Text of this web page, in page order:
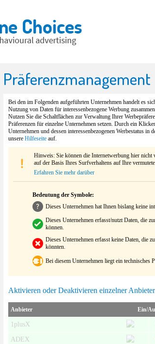
Präferenzmanagement
Bei den im Folgenden aufgeführten Unternehmen handelt es
Nutzung von Daten für interessenbezogene Werbung
Nutzen Sie die Schaltflächen zur Verwaltung Ihrer
Präferenzen für einzelne Unternehmen setzen. Durch ein
Unternehmen und dessen interessenbezogenen Werbestatus
unsere Hilfeseite auf.
Hinweis: Sie können die Internetwerbung hier nicht
auf der Basis Ihres Surfverhaltens auf Ihre
Erfahren Sie mehr darüber
Bedeutung der Symbole:
Dieses Unternehmen hat Ihnen bislang keine
Dieses Unternehmen erfasst/nutzt Daten, die
können.
Dieses Unternehmen erfasst keine Daten, die
könnten.
Bei diesem Unternehmen liegt ein technisches